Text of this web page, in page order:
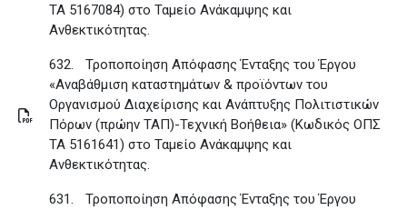
ΤΑ 5167084) στο Ταμείο Ανάκαμψης και
Ανθεκτικότητας.
632.
Τροποποίηση Απόφασης Ένταξης του Έργου
«Αναβάθμιση καταστημάτων & προϊόντων του
Οργανισμού Διαχείρισης και Ανάπτυξης Πολιτιστικών
Πόρων (πρώην ΤΑΠ)-Τεχνική Βοήθεια» (Κωδικός ΟΠΣ
ΤΑ 5161641) στο Ταμείο Ανάκαμψης και
Ανθεκτικότητας.
631.
Τροποποίηση Απόφασης Ένταξης του Έργου